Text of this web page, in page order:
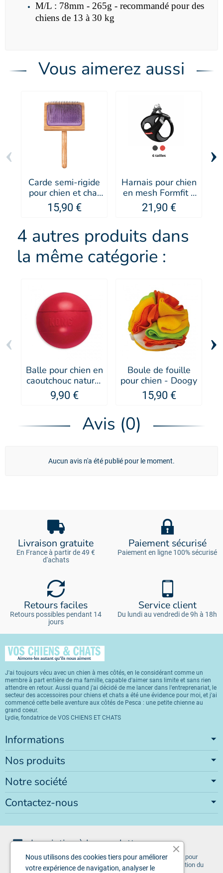
M/L : 78mm - 265g - recommandé pour des
chiens de 13 à 30 kg
Vous aimerez aussi
Carde semi-rigide
pour chien et chat
UNIVERSEL
RUFUS - Artero
15,90 €
Harnais pour chien
en mesh Formfit -
EZYDOG
21,90 €
‹ ›
4 autres produits dans
la même catégorie :
Balle pour chien en
caoutchouc naturel
- KONG®
9,90 €
Boule de fouille
pour chien - Doogy
15,90 €
‹ ›
Avis (0)
Aucun avis n'a été publié pour le moment.
Livraison gratuite
En France à partir de 49 €
d'achats
Paiement sécurisé
Paiement en ligne 100% sécurisé
Retours faciles
Retours possibles pendant 14
jours
Service client
Du lundi au vendredi de 9h à 18h
J'ai toujours vécu avec un chien à mes côtés, en le considérant comme un
membre à part entière de ma famille, capable d'aimer sans limite et sans rien
attendre en retour. Aussi quand j'ai décidé de me lancer dans l'entreprenariat, le
secteur des accessoires pour chiens et chats a été une évidence pour moi, et j'ai
commencé cette belle aventure aux côtés de Pesca : une petite chienne au
grand coeur.
Lydie, fondatrice de VOS CHIENS ET CHATS
Informations
Nos produits
Notre société
Contactez-nous
Inscription à la newsletter
Vous pouvez vous désinscrire à tout moment. Vous trouverez pour
cela nos informations de contact dans les conditions d'utilisation du
Nous utilisons des cookies tiers pour améliorer
votre expérience de navigation, analyser le